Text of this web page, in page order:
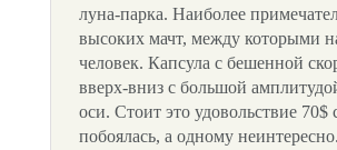
луна-парка. Наиболее
высоких мачт, между которыми
человек. Капсула с бешенной
вверх-вниз с большой
оси. Стоит это удовольствие
побоялась, а одному